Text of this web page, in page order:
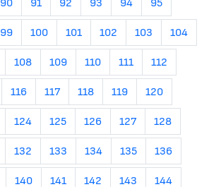
90 91 92 93 94 95
99 100 101 102 103 104
108 109 110 111 112
116 117 118 119 120
124 125 126 127 128
132 133 134 135 136
140 141 142 143 144